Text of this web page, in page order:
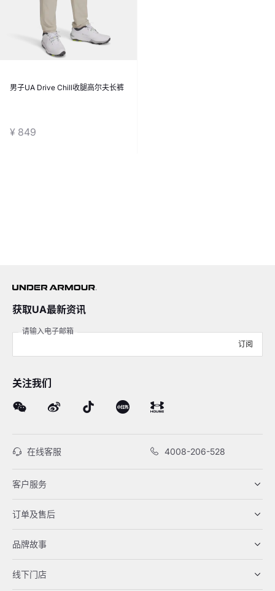
男子UA Drive Chill收腿高尔夫长裤
¥ 849
获取UA最新资讯
请输入电子邮箱
订阅
关注我们
在线客服 4008-206-528
客户服务
订单及售后
品牌故事
线下门店